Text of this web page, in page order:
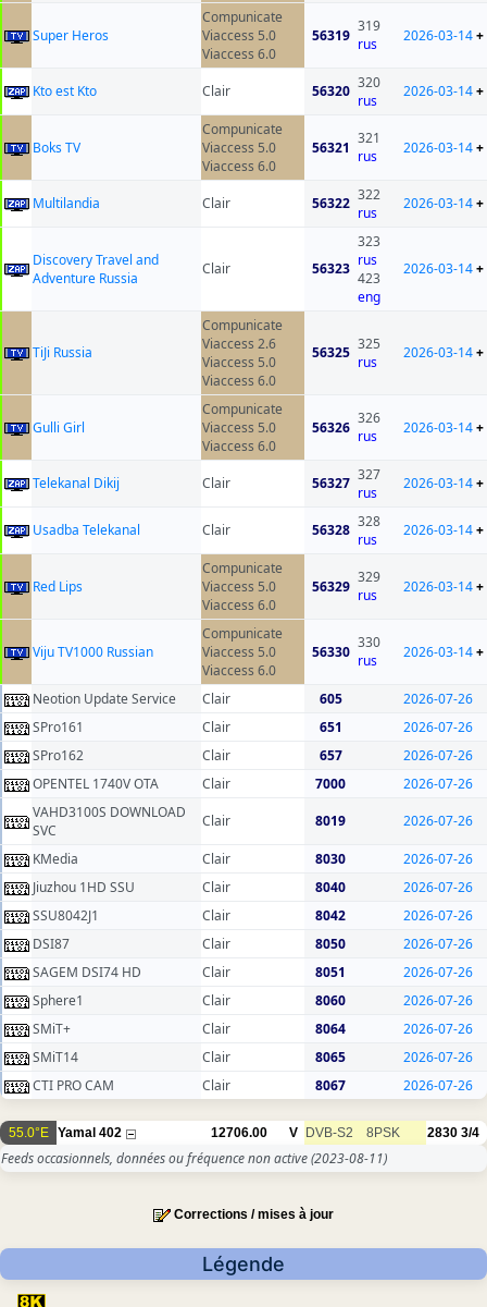
Super Heros
Compunicate
Viaccess 5.0
Viaccess 6.0
56319
319
rus
2026-03-14+
Kto est Kto Clair 56320 320
rus
2026-03-14+
Boks TV
Compunicate
Viaccess 5.0
Viaccess 6.0
56321
321
rus
2026-03-14+
Multilandia Clair 56322 322
rus
2026-03-14+
Discovery Travel and
Adventure Russia
Clair 56323
323
rus
423
eng
2026-03-14+
TiJi Russia
Compunicate
Viaccess 2.6
Viaccess 5.0
Viaccess 6.0
56325 325
rus
2026-03-14+
Gulli Girl
Compunicate
Viaccess 5.0
Viaccess 6.0
56326
326
rus
2026-03-14+
Telekanal Dikij Clair 56327 327
rus
2026-03-14+
Usadba Telekanal Clair 56328 328
rus
2026-03-14+
Red Lips
Compunicate
Viaccess 5.0
Viaccess 6.0
56329
329
rus
2026-03-14+
Viju TV1000 Russian
Compunicate
Viaccess 5.0
Viaccess 6.0
56330
330
rus
2026-03-14+
Neotion Update Service Clair 605
2026-07-26
SPro161
Clair 651
2026-07-26
SPro162
Clair 657
2026-07-26
OPENTEL 1740V OTA
Clair 7000
2026-07-26
VAHD3100S DOWNLOAD
SVC
Clair 8019 2026-07-26
KMedia Clair 8030
2026-07-26
Jiuzhou 1HD SSU
Clair 8040
2026-07-26
SSU8042J1
Clair 8042
2026-07-26
DSI87
Clair 8050
2026-07-26
SAGEM DSI74 HD
Clair 8051
2026-07-26
Sphere1
Clair 8060
2026-07-26
SMiT+
Clair 8064
2026-07-26
SMiT14
Clair 8065
2026-07-26
CTI PRO CAM
Clair 8067 2026-07-26
55.0°E Yamal 402 12706.00 V DVB-S2 8PSK 2830 3/4
Feeds occasionnels, données ou fréquence non active(2023-08-11)
Corrections / mises à jour
Légende